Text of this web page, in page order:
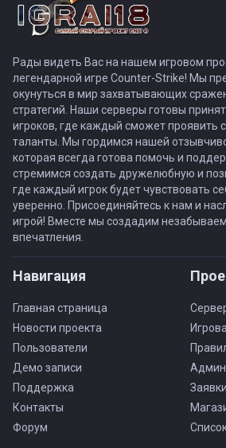
Рады видеть Вас на нашем игровом
легендарной игре Counter-Strike! Мы
окунуться в мир захватывающих
стратегий. Наши серверы готовы
игроков, где каждый сможет проявить
таланты. Мы гордимся нашей
которая всегда готова помочь и
стремимся создать дружелюбную и
где каждый игрок будет чувствовать
уверенно. Присоединяйтесь к нам и
игрой! Вместе мы создадим
впечатления.
Навигация
Главная страница
Новости проекта
Пользователи
Демо записи
Поддержка
Контакты
Форум